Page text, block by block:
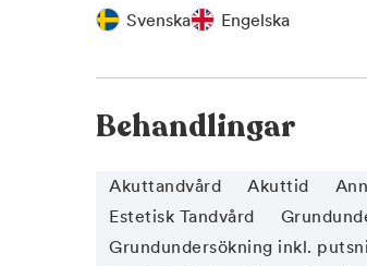
Svenska Engelska
Behandlingar
Akuttandvård Akuttid
Estetisk Tandvård
Grundundersökning inkl.